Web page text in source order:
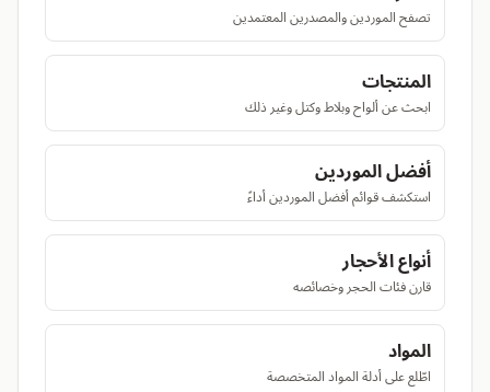
تصفح الموردين والمصدرين المعتمدين
المنتجات
ابحث عن ألواح وبلاط وكتل وغير ذلك
أفضل الموردين
استكشف قوائم أفضل الموردين أداءً
أنواع الأحجار
قارن فئات الحجر وخصائصه
المواد
اطّلع على أدلة المواد المتخصصة